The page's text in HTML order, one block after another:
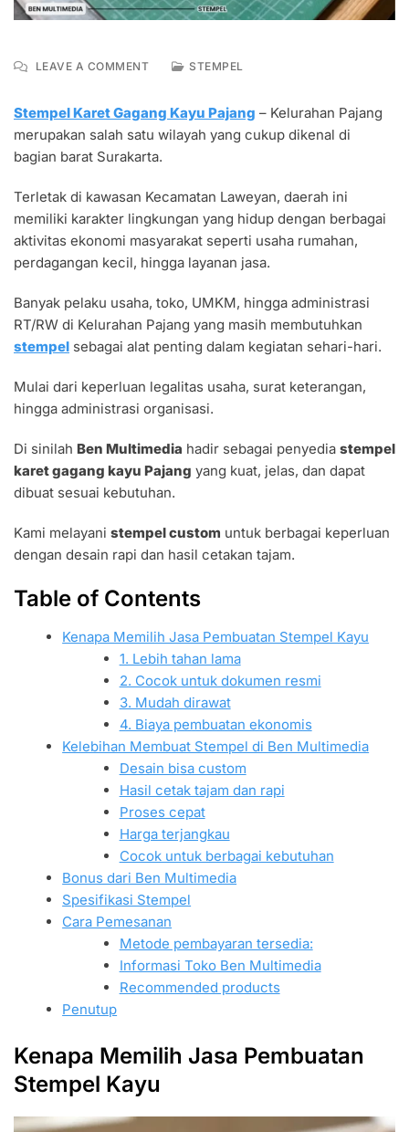
LEAVE A COMMENTON
GAGANG
KAYU
PAJANG
DAN
AWET
STEMPEL
Stempel Karet Gagang Kayu Pajang – Kelurahan Pajang
merupakan salah satu wilayah yang cukup dikenal di
bagian barat Surakarta.
Terletak di kawasan Kecamatan Laweyan, daerah ini
memiliki karakter lingkungan yang hidup dengan berbagai
aktivitas ekonomi masyarakat seperti usaha rumahan,
perdagangan kecil, hingga layanan jasa.
Banyak pelaku usaha, toko, UMKM, hingga administrasi
RT/RW di Kelurahan Pajang yang masih membutuhkan
stempel sebagai alat penting dalam kegiatan sehari-hari.
Mulai dari keperluan legalitas usaha, surat keterangan,
hingga administrasi organisasi.
Di sinilah Ben Multimedia hadir sebagai penyedia stempel
karet gagang kayu Pajang yang kuat, jelas, dan dapat
dibuat sesuai kebutuhan.
Kami melayani stempel custom untuk berbagai keperluan
dengan desain rapi dan hasil cetakan tajam.
Table of Contents
Kenapa Memilih Jasa Pembuatan Stempel Kayu
1. Lebih tahan lama
2. Cocok untuk dokumen resmi
3. Mudah dirawat
4. Biaya pembuatan ekonomis
Kelebihan Membuat Stempel di Ben Multimedia
Desain bisa custom
Hasil cetak tajam dan rapi
Proses cepat
Harga terjangkau
Cocok untuk berbagai kebutuhan
Bonus dari Ben Multimedia
Spesifikasi Stempel
Cara Pemesanan
Metode pembayaran tersedia:
Informasi Toko Ben Multimedia
Recommended products
Penutup
Kenapa Memilih Jasa Pembuatan
Stempel Kayu